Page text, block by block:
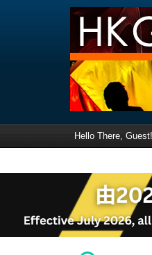
Hello There, Guest!